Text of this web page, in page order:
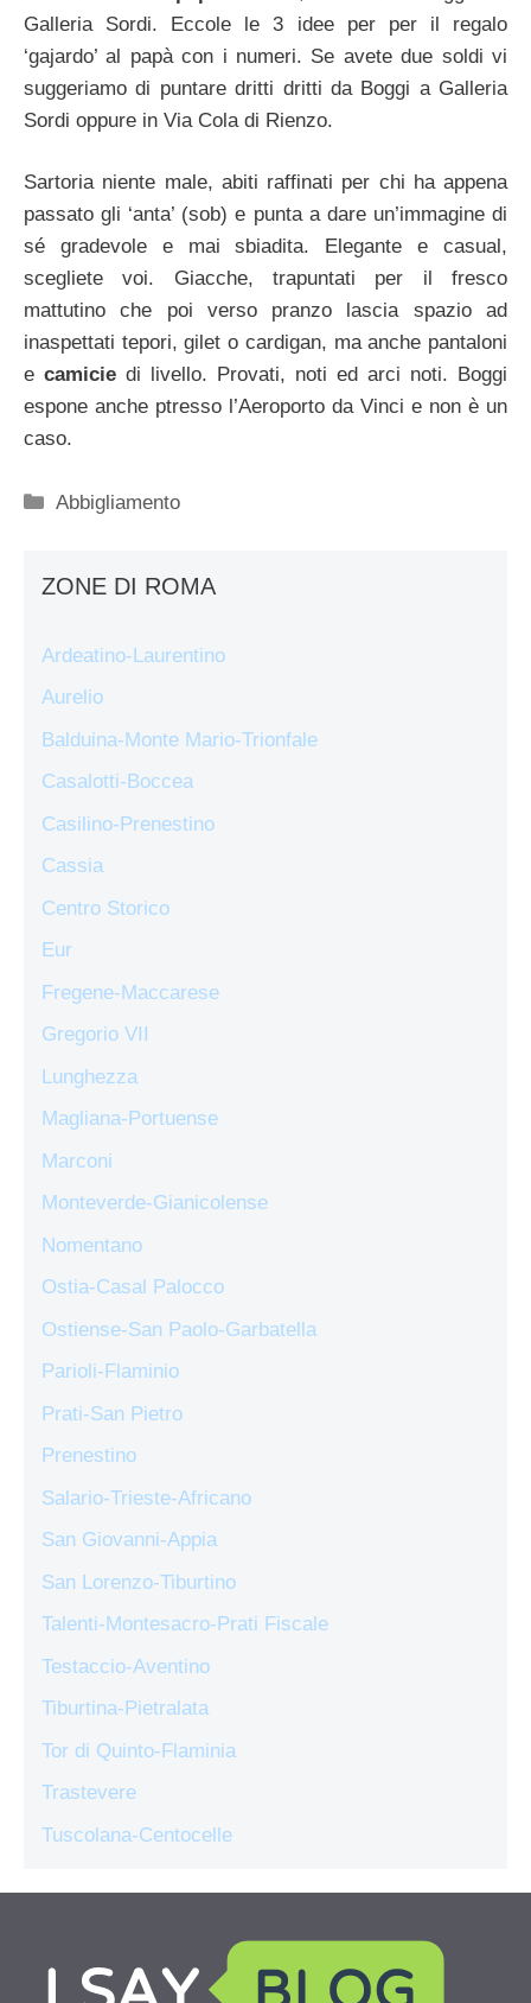
Galleria Sordi. Eccole le 3 idee per per il regalo
‘gajardo’ al papà con i numeri. Se avete due soldi vi
suggeriamo di puntare dritti dritti da Boggi a Galleria
Sordi oppure in Via Cola di Rienzo.
Sartoria niente male, abiti raffinati per chi ha appena
passato gli ‘anta’ (sob) e punta a dare un’immagine di
sé gradevole e mai sbiadita. Elegante e casual,
scegliete voi. Giacche, trapuntati per il fresco
mattutino che poi verso pranzo lascia spazio ad
inaspettati tepori, gilet o cardigan, ma anche pantaloni
e camicie di livello. Provati, noti ed arci noti. Boggi
espone anche ptresso l’Aeroporto da Vinci e non è un
caso.
Categorie
Abbigliamento
ZONE DI ROMA
Ardeatino-Laurentino
Aurelio
Balduina-Monte Mario-Trionfale
Casalotti-Boccea
Casilino-Prenestino
Cassia
Centro Storico
Eur
Fregene-Maccarese
Gregorio VII
Lunghezza
Magliana-Portuense
Marconi
Monteverde-Gianicolense
Nomentano
Ostia-Casal Palocco
Ostiense-San Paolo-Garbatella
Parioli-Flaminio
Prati-San Pietro
Prenestino
Salario-Trieste-Africano
San Giovanni-Appia
San Lorenzo-Tiburtino
Talenti-Montesacro-Prati Fiscale
Testaccio-Aventino
Tiburtina-Pietralata
Tor di Quinto-Flaminia
Trastevere
Tuscolana-Centocelle